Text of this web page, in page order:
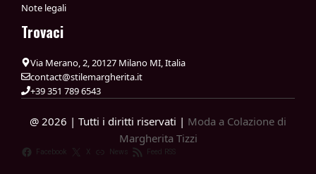
Note legali
Trovaci
Via Merano, 2, 20127 Milano MI, Italia
contact@stilemargherita.it
+39 351 789 6543
@ 2026 | Tutti i diritti riservati | Moda a Colazione di
Margherita Tizzi
Facebook X News Feed RSS